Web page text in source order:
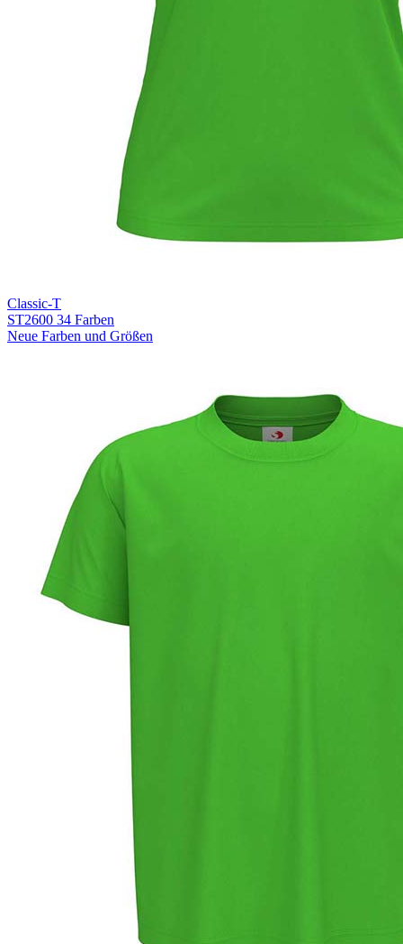
Classic-T
ST2600 34 Farben
Neue Farben und Größen